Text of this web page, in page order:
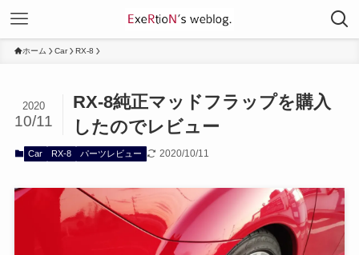
ホーム Car RX-8
RX-8純正マッドフラップを購入
したのでレビュー
2020
10/11
Car RX-8 パーツレビュー 2020/10/11